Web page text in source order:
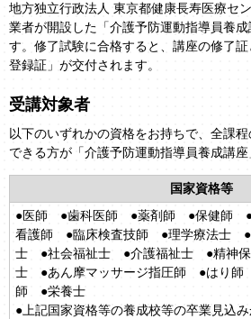
地方独立行政法人 東京都健康長寿医療セ
業者が開設した「介護予防運動指導員養
す。修了試験に合格すると、講座の修了
登録証」が交付されます。
受講対象者
以下のいずれかの資格をお持ちで、全課
できる方が「介護予防運動指導員養成講座
国家資格等
●医師 ●歯科医師 ●薬剤師 ●保健師
看護師 ●臨床検査技師 ●理学療法士
士 ●社会福祉士 ●介護福祉士 ●精神
士 ●あん摩マッサージ指圧師 ●はり
師 ●栄養士
●上記国家資格等の養成校等の卒業見込